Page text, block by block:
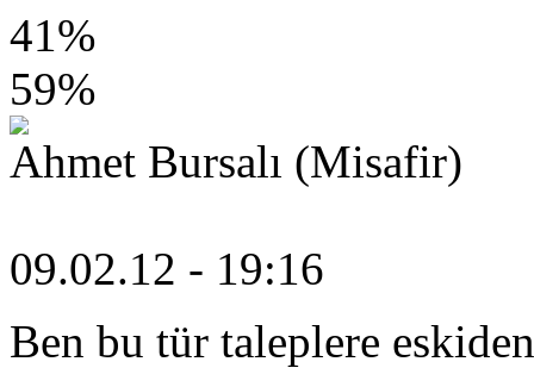
41%
59%
Ahmet Bursalı (Misafir)
09.02.12 - 19:16
Ben bu tür taleplere